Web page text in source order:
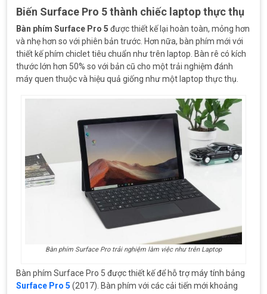
Biến Surface Pro 5 thành chiếc laptop thực thụ
Bàn phím Surface Pro 5 được thiết kế lại hoàn toàn, mỏng hơn
và nhẹ hơn so với phiên bản trước. Hơn nữa, bàn phím mới với
thiết kế phím chiclet tiêu chuẩn như trên laptop. Bàn rê có kích
thước lớn hơn 50% so với bản cũ cho một trải nghiệm đánh
máy quen thuộc và hiệu quả giống như một laptop thực thụ.
Bàn phím Surface Pro trải nghiệm làm việc như trên Laptop
Bàn phím Surface Pro 5 được thiết kế để hỗ trợ máy tính bảng
Surface Pro 5 (2017). Bàn phím với các cải tiến mới khoảng